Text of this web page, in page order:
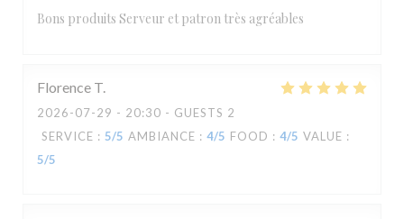
Bons produits Serveur et patron très agréables
Florence T
2026-07-29 - 20:30 - GUESTS 2
SERVICE : 5/5 AMBIANCE : 4/5 FOOD : 4/5 VALUE :
5/5